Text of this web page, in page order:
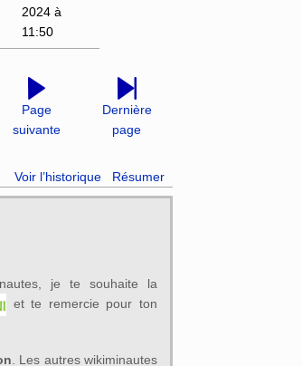
2024 à
11:50
Page
suivante
Dernière
page
Voir l’historique Résumer
je te souhaite la
et te remercie pour ton
. Les autres wikiminautes